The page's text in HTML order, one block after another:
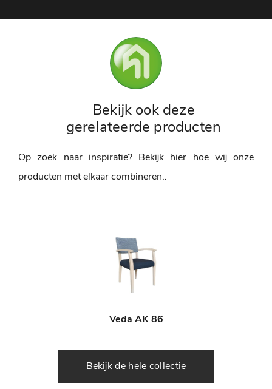
Bekijk ook deze
gerelateerde producten
Op zoek naar inspiratie? Bekijk hier hoe wij onze
producten met elkaar combineren..
Veda AK 86
Bekijk de hele collectie